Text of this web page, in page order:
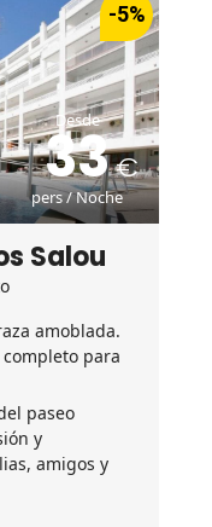
-5%
Desde
33
pers / Noche
Salou
amoblada.
para
paseo
y
amigos y